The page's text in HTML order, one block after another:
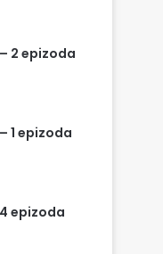
2 epizoda
1 epizoda
epizoda